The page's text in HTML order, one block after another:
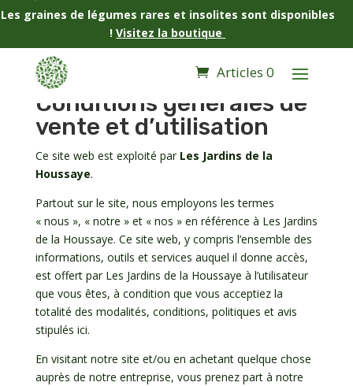
Les graines de légumes rares et insolites sont disponibles
!Visitez la boutique
Articles 0
Conditions générales de
vente et d’utilisation
Ce site web est exploité par Les Jardins de la
Houssaye.
Partout sur le site, nous employons les termes
« nous », « notre » et « nos » en référence à Les Jardins
de la Houssaye. Ce site web, y compris l’ensemble des
informations, outils et services auquel il donne accès,
est offert par Les Jardins de la Houssaye à l’utilisateur
que vous êtes, à condition que vous acceptiez la
totalité des modalités, conditions, politiques et avis
stipulés ici.
En visitant notre site et/ou en achetant quelque chose
auprès de notre entreprise, vous prenez part à notre